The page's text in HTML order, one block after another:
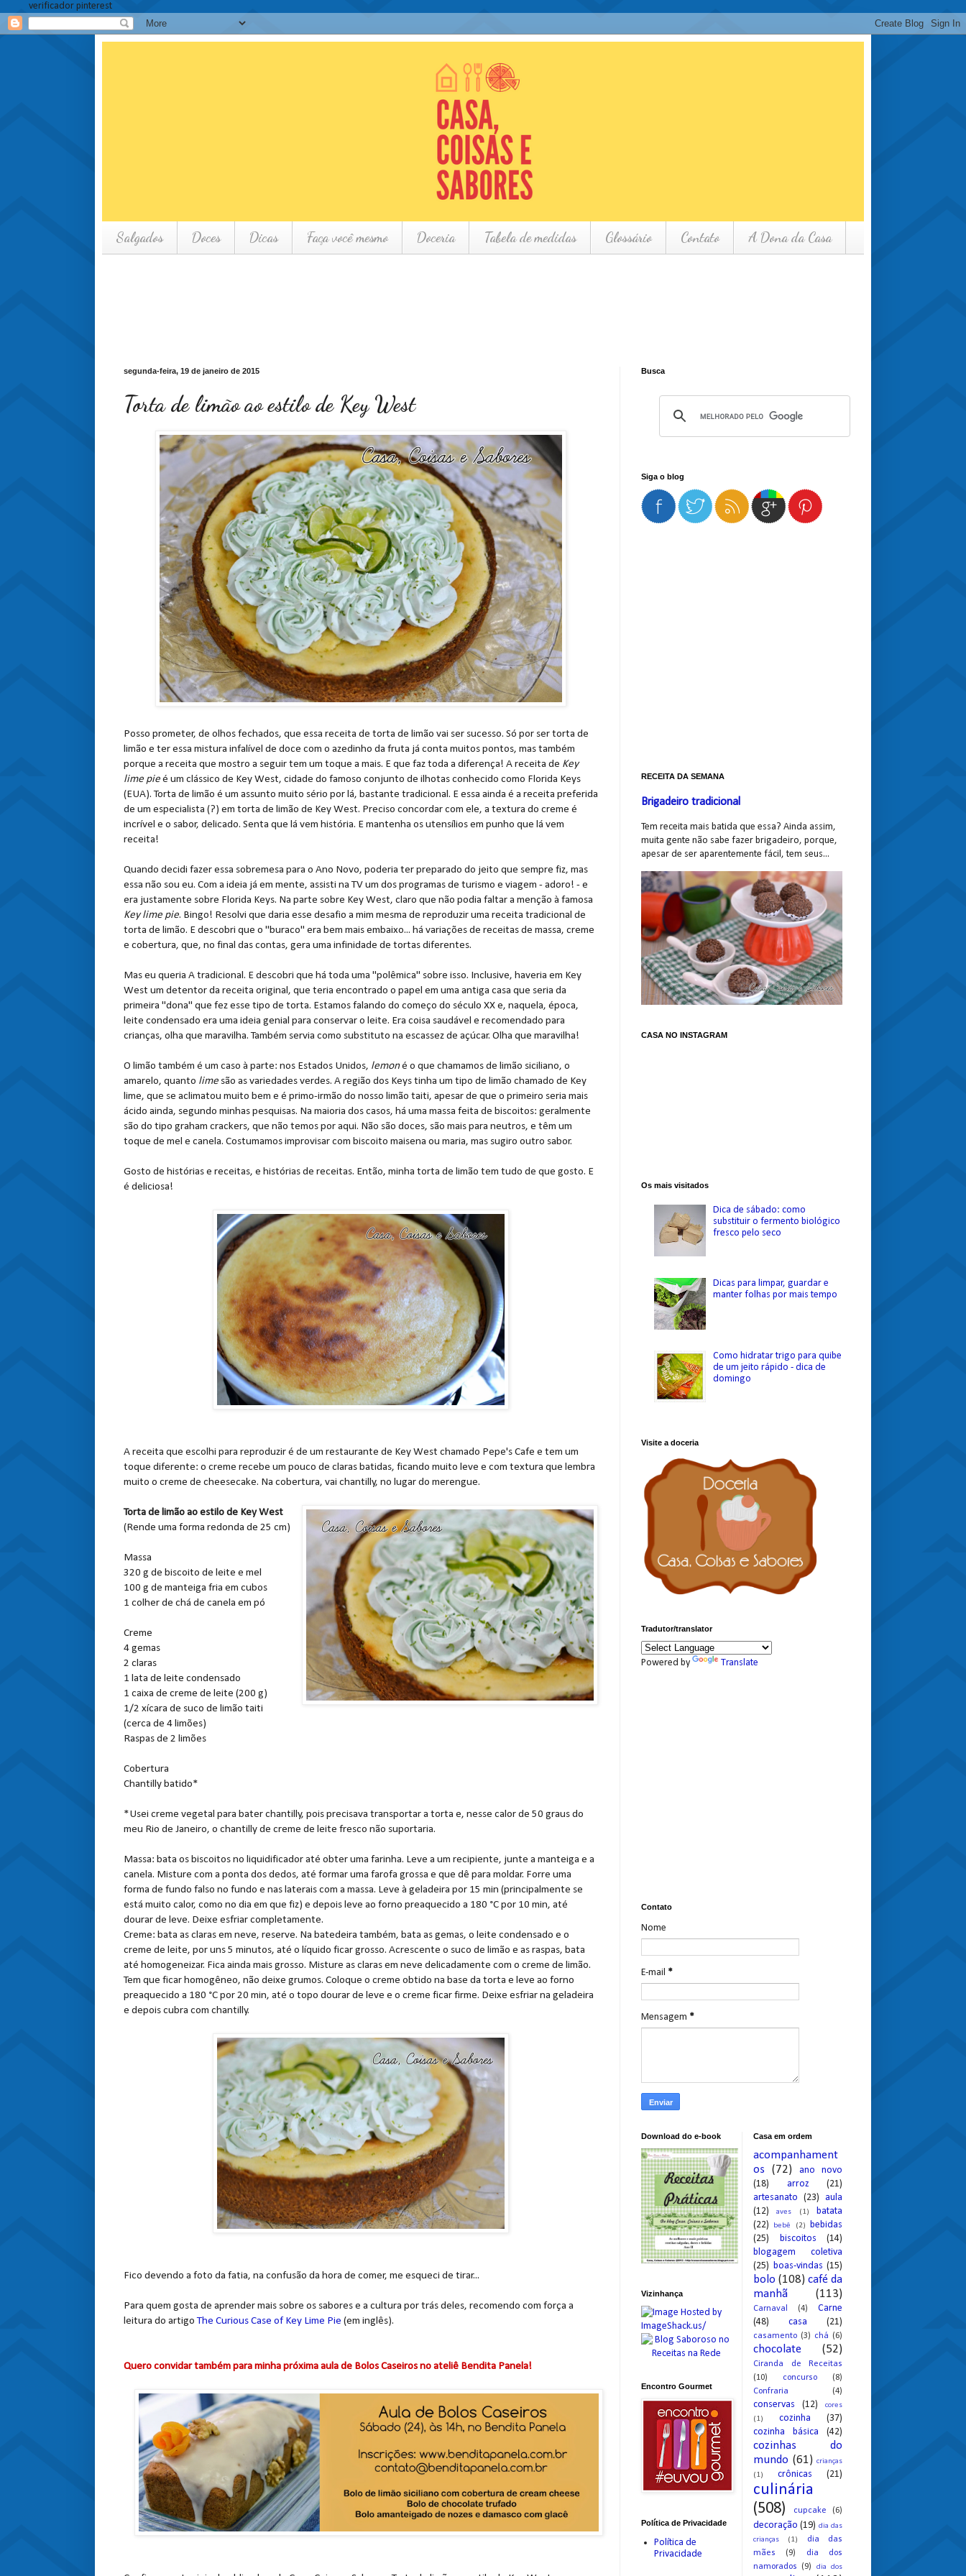
verificador pinterest
Salgados Doces Dicas Faça você mesmo Doceria Tabela de medidas Glossário Contato A Dona da Casa
segunda-feira, 19 de janeiro de 2015
Torta de limão ao estilo de Key West
Posso prometer, de olhos fechados, que essa receita de torta de limão vai ser sucesso. Só por ser torta de
limão e ter essa mistura infalível de doce com o azedinho da fruta já conta muitos pontos, mas também
porque a receita que mostro a seguir tem um toque a mais. E que faz toda a diferença! A receita de Key
lime pieé um clássico de Key West, cidade do famoso conjunto de ilhotas conhecido como Florida Keys
(EUA). Torta de limão é um assunto muito sério por lá, bastante tradicional. E essa ainda é a receita preferida
de um especialista (?) em torta de limão de Key West. Preciso concordar com ele, a textura do creme é
incrível e o sabor, delicado. Senta que lá vem história. E mantenha os utensílios em punho que lá vem
receita!
Quando decidi fazer essa sobremesa para o Ano Novo, poderia ter preparado do jeito que sempre fiz, mas
essa não sou eu. Com a ideia já em mente, assisti na TV um dos programas de turismo e viagem - adoro! - e
era justamente sobre Florida Keys. Na parte sobre Key West, claro que não podia faltar a menção à famosa
Key lime pie. Bingo! Resolvi que daria esse desafio a mim mesma de reproduzir uma receita tradicional de
torta de limão. E descobri que o "buraco" era bem mais embaixo... há variações de receitas de massa, creme
e cobertura, que, no final das contas, gera uma infinidade de tortas diferentes.
Mas eu queria A tradicional. E descobri que há toda uma "polêmica" sobre isso. Inclusive, haveria em Key
West um detentor da receita original, que teria encontrado o papel em uma antiga casa que seria da
primeira "dona" que fez esse tipo de torta. Estamos falando do começo do século XX e, naquela, época,
leite condensado era uma ideia genial para conservar o leite. Era coisa saudável e recomendado para
crianças, olha que maravilha. Também servia como substituto na escassez de açúcar. Olha que maravilha!
O limão também é um caso à parte: nos Estados Unidos, lemoné o que chamamos de limão siciliano, o
amarelo, quanto lime são as variedades verdes. A região dos Keys tinha um tipo de limão chamado de Key
lime, que se aclimatou muito bem e é primo-irmão do nosso limão taiti, apesar de que o primeiro seria mais
ácido ainda, segundo minhas pesquisas. Na maioria dos casos, há uma massa feita de biscoitos: geralmente
são do tipo graham crackers, que não temos por aqui. Não são doces, são mais para neutros, e têm um
toque de mel e canela. Costumamos improvisar com biscoito maisena ou maria, mas sugiro outro sabor.
Gosto de histórias e receitas, e histórias de receitas. Então, minha torta de limão tem tudo de que gosto. E
é deliciosa!
A receita que escolhi para reproduzir é de um restaurante de Key West chamado Pepe's Cafe e tem um
toque diferente: o creme recebe um pouco de claras batidas, ficando muito leve e com textura que lembra
muito o creme de cheesecake. Na cobertura, vai chantilly, no lugar do merengue.
Torta de limão ao estilo de Key West
(Rende uma forma redonda de 25 cm)
Massa
320 g de biscoito de leite e mel
100 g de manteiga fria em cubos
1 colher de chá de canela em pó
Creme
4 gemas
2 claras
1 lata de leite condensado
1 caixa de creme de leite (200 g)
1/2 xícara de suco de limão taiti
(cerca de 4 limões)
Raspas de 2 limões
Cobertura
Chantilly batido*
*Usei creme vegetal para bater chantilly, pois precisava transportar a torta e, nesse calor de 50 graus do
meu Rio de Janeiro, o chantilly de creme de leite fresco não suportaria.
Massa: bata os biscoitos no liquidificador até obter uma farinha. Leve a um recipiente, junte a manteiga e a
canela. Misture com a ponta dos dedos, até formar uma farofa grossa e que dê para moldar. Forre uma
forma de fundo falso no fundo e nas laterais com a massa. Leve à geladeira por 15 min (principalmente se
está muito calor, como no dia em que fiz) e depois leve ao forno preaquecido a 180 °C por 10 min, até
dourar de leve. Deixe esfriar completamente.
Creme: bata as claras em neve, reserve. Na batedeira também, bata as gemas, o leite condensado e o
creme de leite, por uns 5 minutos, até o líquido ficar grosso. Acrescente o suco de limão e as raspas, bata
até homogeneizar. Fica ainda mais grosso. Misture as claras em neve delicadamente com o creme de limão.
Tem que ficar homogêneo, não deixe grumos. Coloque o creme obtido na base da torta e leve ao forno
preaquecido a 180 °C por 20 min, até o topo dourar de leve e o creme ficar firme. Deixe esfriar na geladeira
e depois cubra com chantilly.
Fico devendo a foto da fatia, na confusão da hora de comer, me esqueci de tirar...
Para quem gosta de aprender mais sobre os sabores e a cultura por trás deles, recomendo com força a
leitura do artigoThe Curious Case of Key Lime Pie (em inglês).
Quero convidar também para minha próxima aula de Bolos Caseiros no ateliê Bendita Panela!
Busca
Siga o blog
RECEITA DA SEMANA
Brigadeiro tradicional
Tem receita mais batida que essa? Ainda assim,
muita gente não sabe fazer brigadeiro, porque,
apesar de ser aparentemente fácil, tem seus...
CASA NO INSTAGRAM
Os mais visitados
Dica de sábado: como
substituir o fermento biológico
fresco pelo seco
Dicas para limpar, guardar e
manter folhas por mais tempo
Como hidratar trigo para quibe
de um jeito rápido - dica de
domingo
Visite a doceria
Tradutor/translator
Powered by Translate
Contato
Nome
E-mail *
Mensagem *
Download do e-book
Vizinhança
Encontro Gourmet
Política de Privacidade
Política de
Privacidade
Casa em ordem
acompanhament
os
(72)
ano novo
(18)
arroz
(21)
artesanato (23) aula
(12)
aves (1)
batata
(22)
bebê (2)
bebidas
(25)
biscoitos
(14)
blogagem coletiva
(25) boas-vindas (15)
bolo (108) café da
manhã
(113)
Carnaval (4)
Carne
(48)
casa (21)
casamento (3) chá (6)
chocolate (52)
Ciranda de Receitas
(10)
concurso
(8)
Confraria
(4)
conservas (12)
cores
(1)
cozinha
(37)
cozinha básica
(42)
cozinhas do
mundo (61) crianças
(1)
crônicas (21)
culinária
(508)
cupcake (6)
decoração (19) dia das
crianças
(1)
dia das
mães
(9)
dia dos
namorados
(9) dia dos